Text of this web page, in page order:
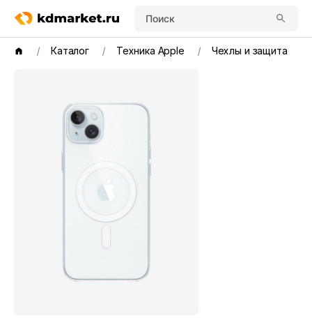
Поиск
Каталог Техника Apple Чехлы и защита